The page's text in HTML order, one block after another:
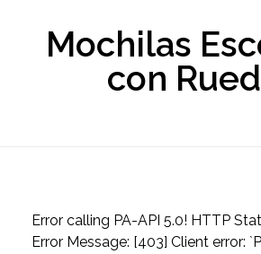
Mochilas
con
Error calling PA-API 5.0! HTTP
Error Message: [403] Client error: